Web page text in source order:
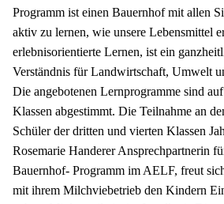
Programm ist einen Bauernhof mit allen
aktiv zu lernen, wie unsere Lebensmittel
erlebnisorientierte Lernen, ist ein
Verständnis für Landwirtschaft, Umwelt
Die angebotenen Lernprogramme sind
Klassen abgestimmt. Die Teilnahme an
Schüler der dritten und vierten Klassen
Rosemarie Handerer Ansprechpartnerin
Bauernhof- Programm im AELF, freut
mit ihrem Milchviebetrieb den Kindern